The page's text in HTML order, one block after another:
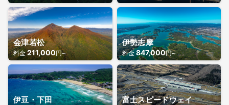
会津若松
料金211,000円~
伊勢志摩
料金 847,000円~
伊豆・下田 富士スピードウェイ